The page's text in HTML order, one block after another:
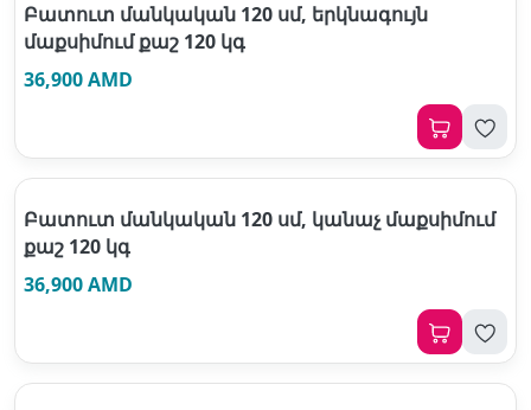
Բատուտ մանկական 120 սմ, երկնագույն
մաքսիմում քաշ 120 կգ
36,900 AMD
Բատուտ մանկական 120 սմ, կանաչ մաքսիմում
քաշ 120 կգ
36,900 AMD